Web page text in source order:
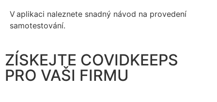
V aplikaci naleznete snadný návod na provedení
samotestování.
ZÍSKEJTE COVIDKEEPS
PRO VAŠI FIRMU